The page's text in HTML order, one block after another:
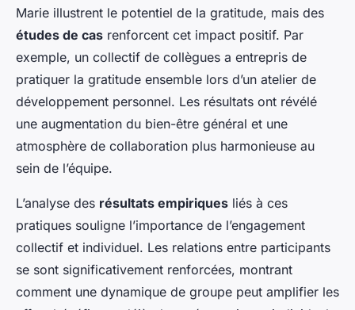
Marie illustrent le potentiel de la gratitude, mais des
études de cas renforcent cet impact positif. Par
exemple, un collectif de collègues a entrepris de
pratiquer la gratitude ensemble lors d’un atelier de
développement personnel. Les résultats ont révélé
une augmentation du bien-être général et une
atmosphère de collaboration plus harmonieuse au
sein de l’équipe.
L’analyse des résultats empiriques liés à ces
pratiques souligne l’importance de l’engagement
collectif et individuel. Les relations entre participants
se sont significativement renforcées, montrant
comment une dynamique de groupe peut amplifier les